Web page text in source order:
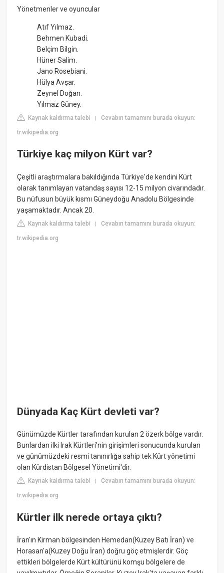
Yönetmenler ve oyuncular
Atıf Yılmaz.
Behmen Kubadi.
Belçim Bilgin.
Hüner Salim.
Jano Rosebiani.
Hülya Avşar.
Zeynel Doğan.
Yılmaz Güney.
Kaynak kaldırma talebi |Cevabın tamamını burada okuyun:
tr.wikipedia.org
Türkiye kaç milyon Kürt var?
Çeşitli araştırmalara bakıldığında Türkiye'de kendini Kürt
olarak tanımlayan vatandaş sayısı 12-15 milyon civarındadır.
Bu nüfusun büyük kısmı Güneydoğu Anadolu Bölgesinde
yaşamaktadır. Ancak 20.
Kaynak kaldırma talebi |Cevabın tamamını burada okuyun:
tr.wikipedia.org
Dünyada Kaç Kürt devleti var?
Günümüzde Kürtler tarafından kurulan 2 özerk bölge vardır.
Bunlardan ilki Irak Kürtleri'nin girişimleri sonucunda kurulan
ve günümüzdeki resmi tanınırlığa sahip tek Kürt yönetimi
olan Kürdistan Bölgesel Yönetimi'dir.
Kaynak kaldırma talebi |Cevabın tamamını burada okuyun:
tr.wikipedia.org
Kürtler ilk nerede ortaya çıktı?
İran'ın Kirman bölgesinden Hemedan(Kuzey Batı İran) ve
Horasan'a(Kuzey Doğu İran) doğru göç etmişlerdir. Göç
ettikleri bölgelerde Kürt kültürünü komşu bölgelere de